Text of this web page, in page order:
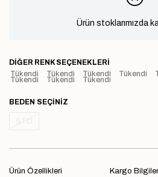
Ürün stoklarımızda
DIĞER RENK SEÇENEKLERI
Tükendi
Tükendi Tükendi Tükendi
Tükendi Tükendi Tükendi
BEDEN
Ürün Özellikleri Kargo